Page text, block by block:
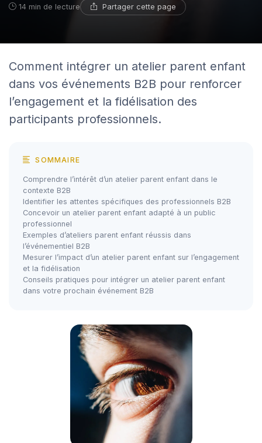
14 min de lecture Partager cette page
Comment intégrer un atelier parent enfant
dans vos événements B2B pour renforcer
l’engagement et la fidélisation des
participants professionnels.
SOMMAIRE
Comprendre l’intérêt d’un atelier parent enfant dans le
contexte B2B
Identifier les attentes spécifiques des professionnels B2B
Concevoir un atelier parent enfant adapté à un public
professionnel
Exemples d’ateliers parent enfant réussis dans
l’événementiel B2B
Mesurer l’impact d’un atelier parent enfant sur l’engagement
et la fidélisation
Conseils pratiques pour intégrer un atelier parent enfant
dans votre prochain événement B2B